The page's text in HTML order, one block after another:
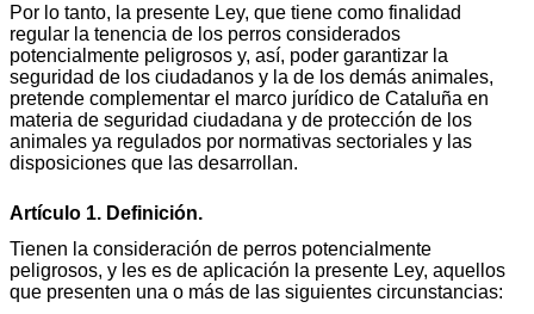
Por lo tanto, la presente Ley, que tiene como finalidad
regular la tenencia de los perros considerados
potencialmente peligrosos y, así, poder garantizar la
seguridad de los ciudadanos y la de los demás animales,
pretende complementar el marco jurídico de Cataluña en
materia de seguridad ciudadana y de protección de los
animales ya regulados por normativas sectoriales y las
disposiciones que las desarrollan.
Artículo 1. Definición.
Tienen la consideración de perros potencialmente
peligrosos, y les es de aplicación la presente Ley, aquellos
que presenten una o más de las siguientes circunstancias: